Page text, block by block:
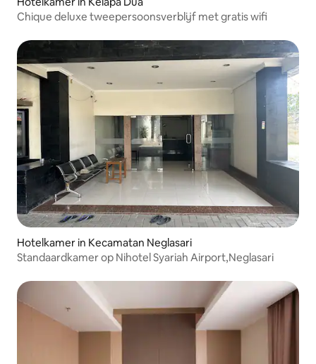
Chique deluxe tweepersoonsverblijf met gratis wifi
Hotelkamer in Kecamatan Neglasari
Standaardkamer op Nihotel Syariah Airport,Neglasari